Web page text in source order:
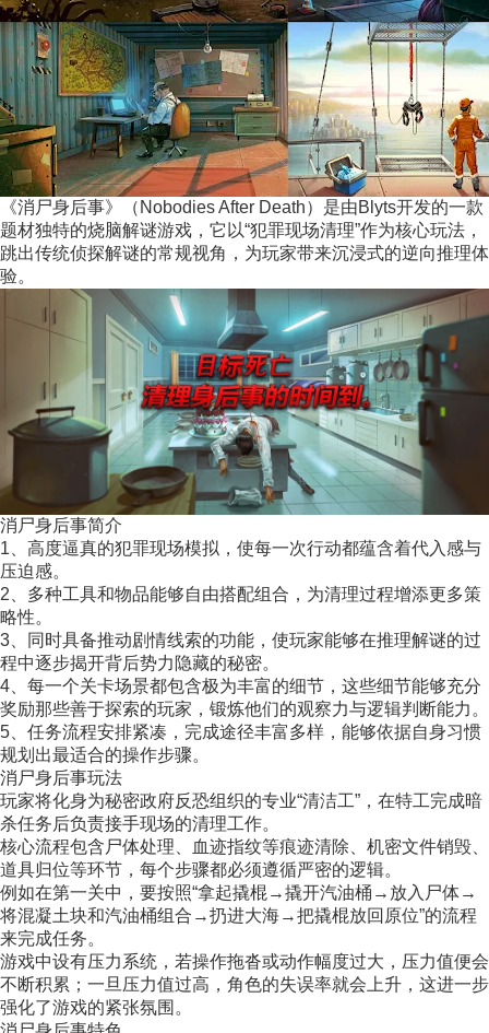
《消尸身后事》（Nobodies After Death）是由Blyts开发的一款
题材独特的烧脑解谜游戏，它以“犯罪现场清理”作为核心玩法，
跳出传统侦探解谜的常规视角，为玩家带来沉浸式的逆向推理体
验。
消尸身后事简介
1、高度逼真的犯罪现场模拟，使每一次行动都蕴含着代入感与
压迫感。
2、多种工具和物品能够自由搭配组合，为清理过程增添更多策
略性。
3、同时具备推动剧情线索的功能，使玩家能够在推理解谜的过
程中逐步揭开背后势力隐藏的秘密。
4、每一个关卡场景都包含极为丰富的细节，这些细节能够充分
奖励那些善于探索的玩家，锻炼他们的观察力与逻辑判断能力。
5、任务流程安排紧凑，完成途径丰富多样，能够依据自身习惯
规划出最适合的操作步骤。
消尸身后事玩法
玩家将化身为秘密政府反恐组织的专业“清洁工”，在特工完成暗
杀任务后负责接手现场的清理工作。
核心流程包含尸体处理、血迹指纹等痕迹清除、机密文件销毁、
道具归位等环节，每个步骤都必须遵循严密的逻辑。
例如在第一关中，要按照“拿起撬棍→撬开汽油桶→放入尸体→
将混凝土块和汽油桶组合→扔进大海→把撬棍放回原位”的流程
来完成任务。
游戏中设有压力系统，若操作拖沓或动作幅度过大，压力值便会
不断积累；一旦压力值过高，角色的失误率就会上升，这进一步
强化了游戏的紧张氛围。